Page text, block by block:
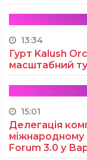
13:34
Гурт Kalush
масштабний
15:01
Делегація
міжнародному
Forum 3.0 у